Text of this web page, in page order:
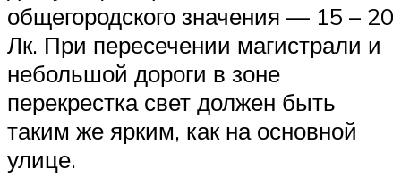
общегородского значения — 15 – 20
Лк. При пересечении магистрали и
небольшой дороги в зоне
перекрестка свет должен быть
таким же ярким, как на основной
улице.